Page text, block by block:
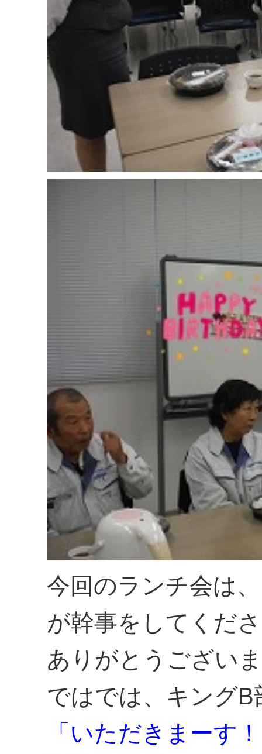
今回のランチ会は
が幹事をしてくだ
ありがとうござい
ではでは、キング
「いただきまーす